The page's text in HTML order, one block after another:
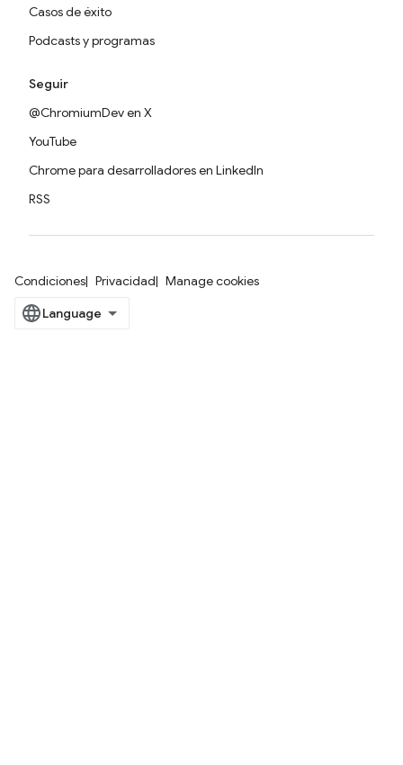
Casos de éxito
Podcasts y programas
Seguir
@ChromiumDev en X
YouTube
Chrome para desarrolladores en LinkedIn
RSS
Condiciones Privacidad Manage cookies